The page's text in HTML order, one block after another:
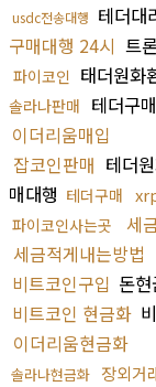
usdc전송대행 테더대
구매대행 24시 트
파이코인 태더원화
솔라나판매 테더구매
이더리움매입
잡코인판매 테더
매대행 테더구매
파이코인사는곳 세
세금적게내는방법
비트코인구입 돈
비트코인 현금화
이더리움현금화
솔라나현금화 장외거